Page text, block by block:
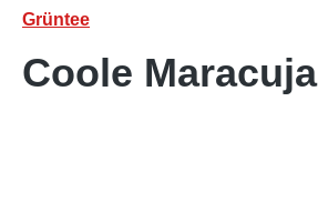
Grüntee
Coole Maracuja